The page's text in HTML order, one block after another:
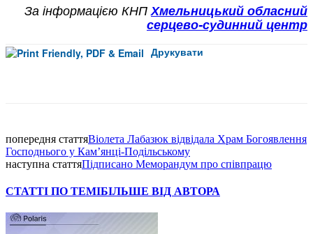
За інформацією КНП Хмельницький обласний
серцево-судинний центр
Друкувати
попередня статтяВіолета Лабазюк відвідала Храм Богоявлення
Господнього у Кам’янці-Подільському
наступна статтяПідписано Меморандум про співпрацю
СТАТТІ ПО ТЕМІБІЛЬШЕ ВІД АВТОРА